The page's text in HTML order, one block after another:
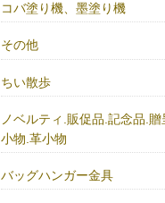
コバ塗り機、墨塗り機
その他
ちい散歩
ノベルティ.販促品.記念品.贈
小物.革小物
バッグハンガー金具